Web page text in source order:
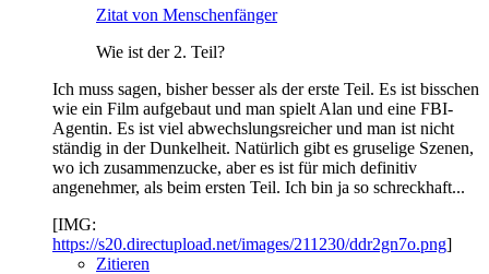
Zitat von Menschenfänger
Wie ist der 2. Teil?
Ich muss sagen, bisher besser als der erste Teil. Es ist bisschen
wie ein Film aufgebaut und man spielt Alan und eine FBI-
Agentin. Es ist viel abwechslungsreicher und man ist nicht
ständig in der Dunkelheit. Natürlich gibt es gruselige Szenen,
wo ich zusammenzucke, aber es ist für mich definitiv
angenehmer, als beim ersten Teil. Ich bin ja so schreckhaft...
[IMG:
https://s20.directupload.net/images/211230/ddr2gn7o.png]
Zitieren